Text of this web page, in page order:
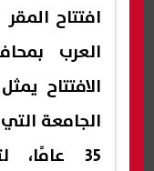
افتتاح
العرب
الافتتاح
الجامعة
35